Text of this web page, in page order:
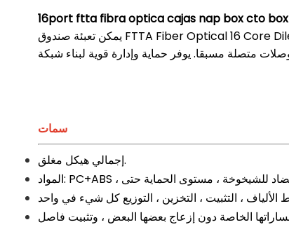
16port ftta fibra optica cajas nap box cto box
يمكن تعبئة صندوق FTTA Fiber Optical 16 Core Dile مع مقسومات بدون كتلة. يتم استخدام الجهاز كنقطة إنهاء لكابل التغذية للاتصال بكابل إسقاط في نظام شبكة الاتصالات FTTX. يمكن أن
سمات
إجمالي هيكل مغلق.